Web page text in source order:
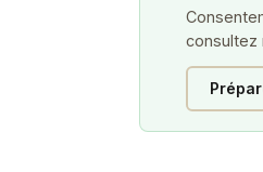
consultez